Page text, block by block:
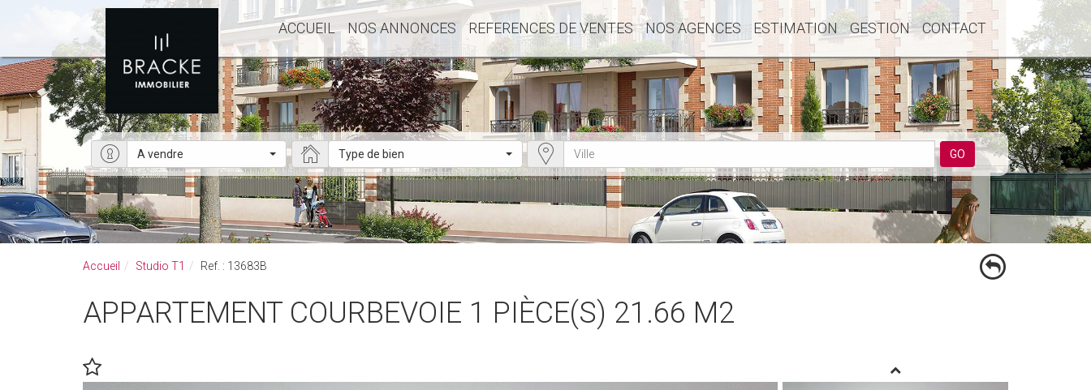
ACCUEIL NOS ANNONCES REFERENCES DE VENTES NOS AGENCES ESTIMATION GESTION CONTACT
A vendre Type de bien GO
Accueil Studio T1 Ref. : 13683B
APPARTEMENT COURBEVOIE 1 PIÈCE(S) 21.66 M2